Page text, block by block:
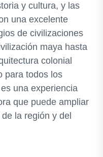
y cultura, y las
una excelente
de civilizaciones
maya hasta
colonial
para todos los
una experiencia
que puede ampliar
la región y del